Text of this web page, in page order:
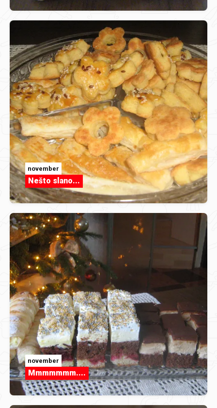
november
Nešto slano...
november
Mmmmmmm....